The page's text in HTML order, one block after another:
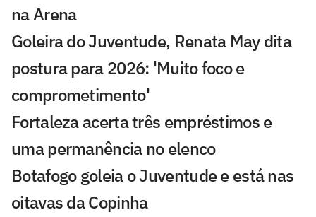
na Arena
Goleira do Juventude, Renata May dita
postura para 2026: 'Muito foco e
comprometimento'
Fortaleza acerta três empréstimos e
uma permanência no elenco
Botafogo goleia o Juventude e está nas
oitavas da Copinha